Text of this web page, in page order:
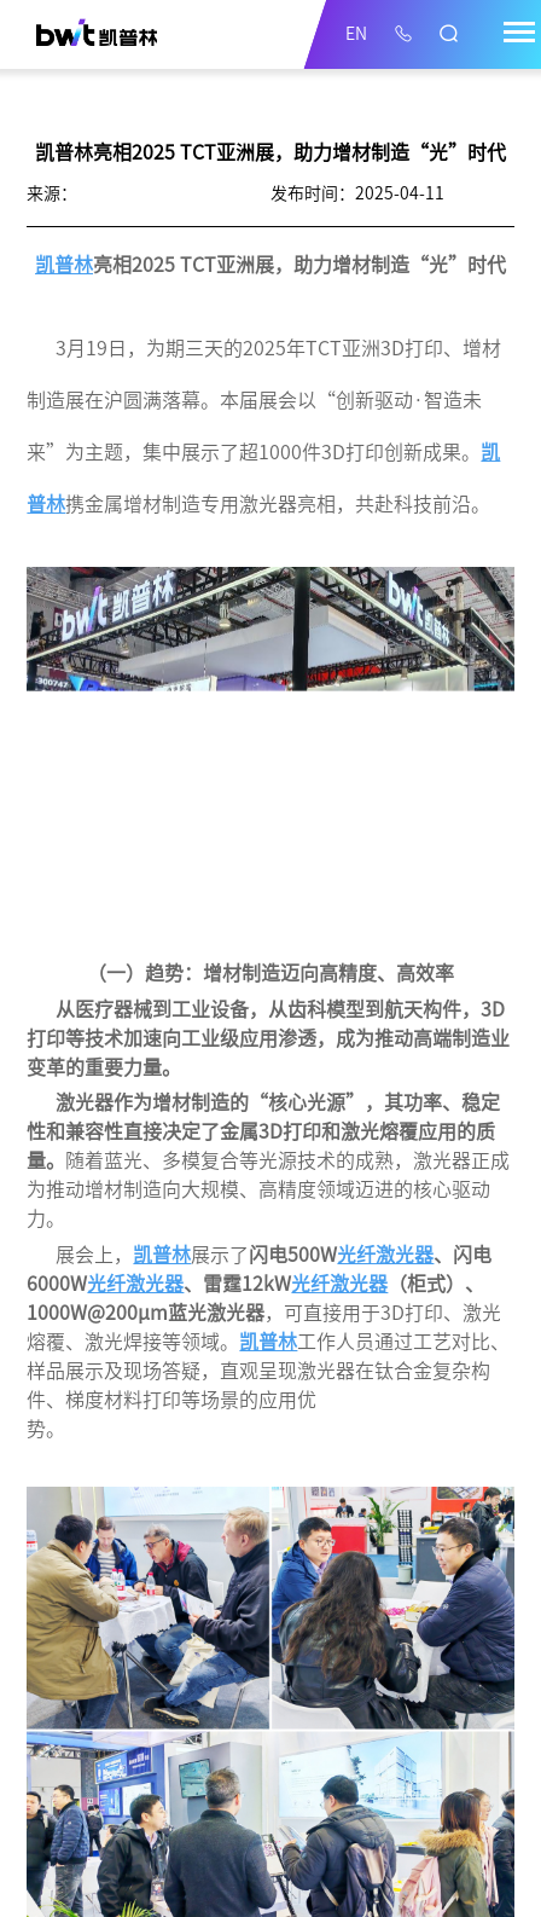
EN
凯普林亮相2025 TCT亚洲展，助力增材制造“光”时代
来源： 发布时间：2025-04-11
凯普林亮相2025 TCT亚洲展， 助力增材制造 “光”时代
3月19日 ， 为期三天的2025年TCT亚洲3D打印、增材
制造展在沪圆满落幕。本届展会以 “创新驱动·智造未
来”为主题， 集中展示了超1000件3D打印创新成果‌。 凯
普林携金属增材制造专用激光器亮相，共赴科技前沿。
（一） 趋势：增材制造迈向高精度、高效率
从 医疗器械到工业设备，从齿科模型到航天构件，3D
打印等技术加速向工业级应用渗透， 成为推动高端制造业
变革的重要力量。
激光器作为增材制造的 “核心光源”，其功率、稳定
性和兼容性直接决定了金属3D打印和激光熔覆应用的质
量。 随着蓝光、多模复合等光源技术的成熟，激光器正成
为推动增材制造向大规模、高精度领域迈进的核心驱动
力。
展会上， 凯普林展示了闪电500W光纤激光器、闪电
6000W光纤激光器、雷霆12kW光纤激光器 （柜式）、
1000W@200μm蓝光激光器，可直接用于3D打印、激光
熔覆、激光焊接等领域。 凯普林工作人员通过工艺对比、
样品展示及现场答疑，直观呈现激光器在钛合金复杂构
件、梯度材料打印等场景的应用优